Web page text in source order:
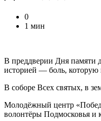
0
1 мин
В преддверии Дня памяти
историей — боль, которую
В соборе Всех святых, в
Молодёжный центр
волонтёры Подмосковья и